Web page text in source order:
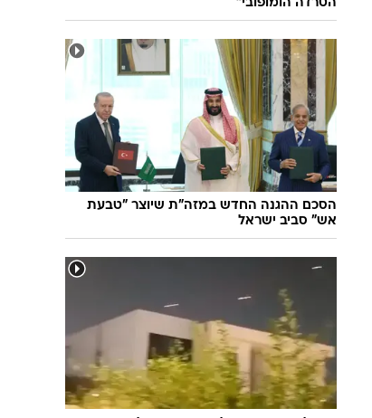
הטרדה הומופובי"
הסכם ההגנה החדש במזה"ת שיוצר "טבעת
אש" סביב ישראל